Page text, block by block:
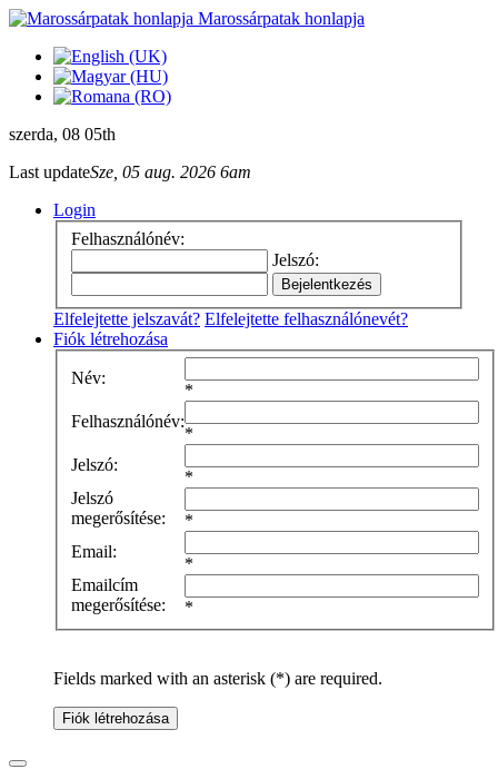
Marossárpatak honlapja
szerda, 08 05th
Last updateSze, 05 aug. 2026 6am
Login
Felhasználónév:
Jelszó:
Elfelejtette jelszavát? Elfelejtette felhasználónevét?
Fiók létrehozása
Név:
*
Felhasználónév:
*
Jelszó:
*
Jelszó
megerősítése:
*
Email:
*
Emailcím
megerősítése:
*
Fields marked with an asterisk (*) are required.
Fiók létrehozása